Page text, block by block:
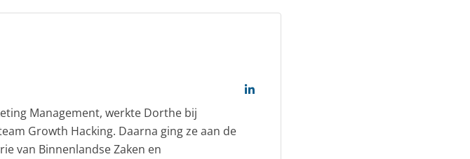
Management, werkte Dorthe bij
Growth Hacking. Daarna ging ze aan de
van Binnenlandse Zaken en